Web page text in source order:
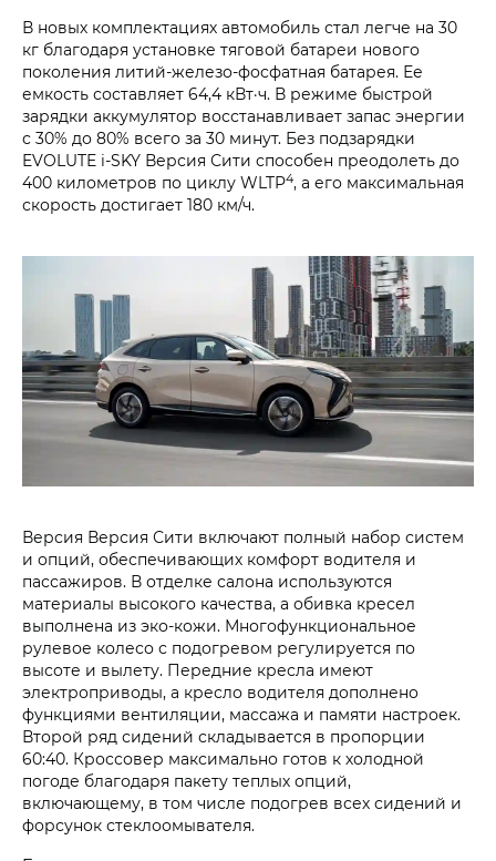
В новых комплектациях автомобиль стал легче на 30
кг благодаря установке тяговой батареи нового
поколения литий-железо-фосфатная батарея. Ее
емкость составляет 64,4 кВт·ч. В режиме быстрой
зарядки аккумулятор восстанавливает запас энергии
с 30% до 80% всего за 30 минут. Без подзарядки
EVOLUTE i‑SKY Версия Сити способен преодолеть до
400 километров по циклу WLTP4, а его максимальная
скорость достигает 180 км/ч.
Версия Версия Сити включают полный набор систем
и опций, обеспечивающих комфорт водителя и
пассажиров. В отделке салона используются
материалы высокого качества, а обивка кресел
выполнена из эко-кожи. Многофункциональное
рулевое колесо с подогревом регулируется по
высоте и вылету. Передние кресла имеют
электроприводы, а кресло водителя дополнено
функциями вентиляции, массажа и памяти настроек.
Второй ряд сидений складывается в пропорции
60:40. Кроссовер максимально готов к холодной
погоде благодаря пакету теплых опций,
включающему, в том числе подогрев всех сидений и
форсунок стеклоомывателя.